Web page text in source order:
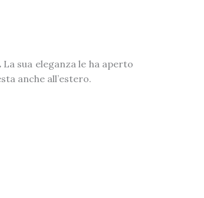
La sua eleganza le ha aperto
anche all’estero.